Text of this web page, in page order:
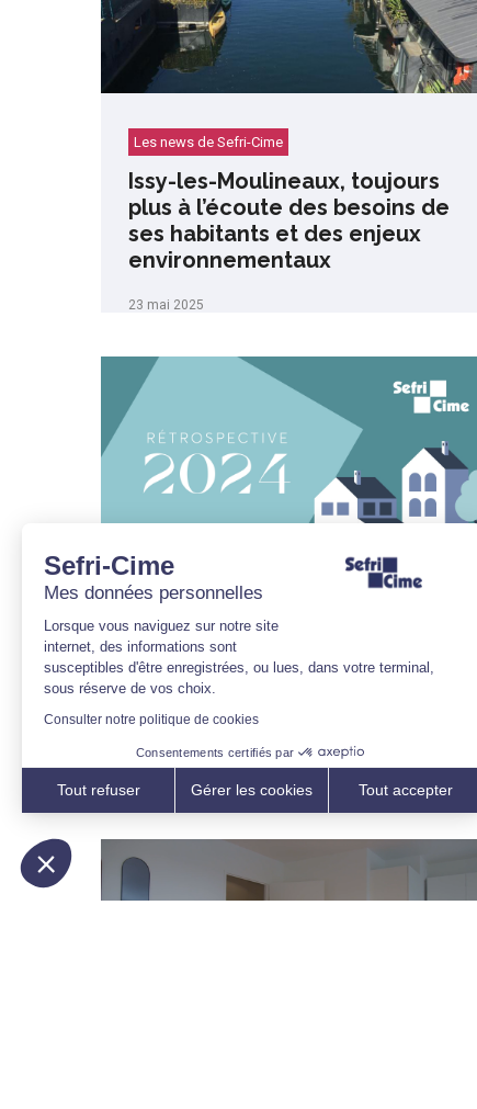
Les news de Sefri-Cime
Issy-les-Moulineaux, toujours
plus à l’écoute des besoins de
ses habitants et des enjeux
environnementaux
23 mai 2025
Les news de Sefri-Cime
Rétrospective année 2024…
Cap sur 2025 !
Sefri-Cime
Mes données personnelles
Lorsque vous naviguez sur notre site
internet, des informations sont
susceptibles d'être enregistrées, ou lues, dans votre terminal,
sous réserve de vos choix.
Consulter notre politique de cookies
Consentements certifiés par
Tout refuser Gérer les cookies Tout accepter
Notre plateforme vous permet d'adapter et de gérer vos